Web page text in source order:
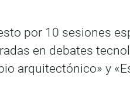
por 10 sesiones
en debates
arquitectónico» y